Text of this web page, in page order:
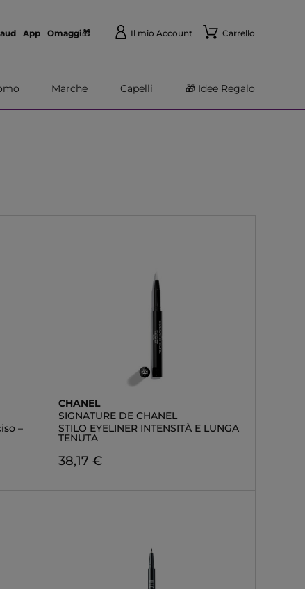
App Omaggi🎁 Il mio Account Carrello
Marche Capelli 🎁 Idee Regalo
–
CHANEL
SIGNATURE DE CHANEL
STILO EYELINER INTENSITÀ E LUNGA
TENUTA
38,17 €